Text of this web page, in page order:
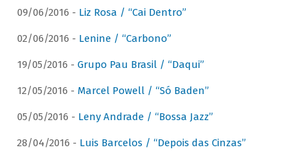
09/06/2016 - Liz Rosa / “Cai Dentro”
02/06/2016 - Lenine / “Carbono”
19/05/2016 - Grupo Pau Brasil / “Daqui”
12/05/2016 - Marcel Powell / “Só Baden”
05/05/2016 - Leny Andrade / “Bossa Jazz”
28/04/2016 - Luis Barcelos / “Depois das Cinzas”